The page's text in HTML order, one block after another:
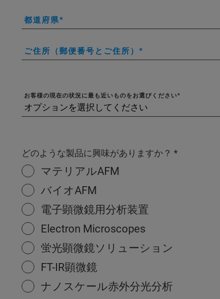
都道府県
ご住所（郵便番号とご住所）
お客様の現在の状況に最も近いものをお選びください
どのような製品に興味がありますか？
マテリアルAFM
バイオAFM
電子顕微鏡用分析装置
Electron Microscopes
蛍光顕微鏡ソリューション
FT-IR顕微鏡
ナノスケール赤外分光分析